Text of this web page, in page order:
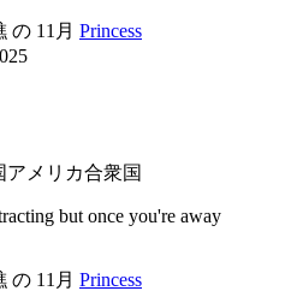
の 11月 Princess
アメリカ合衆国
but once you're away
の 11月 Princess